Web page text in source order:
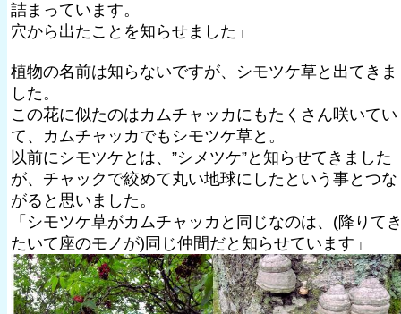
詰まっています。
穴から出たことを知らせました」
植物の名前は知らないですが、シモツケ草と出てきま
した。
この花に似たのはカムチャッカにもたくさん咲いてい
て、カムチャッカでもシモツケ草と。
以前にシモツケとは、”シメツケ”と知らせてきました
が、チャックで絞めて丸い地球にしたという事とつな
がると思いました。
「シモツケ草がカムチャッカと同じなのは、(降りて
たいて座のモノが)同じ仲間だと知らせています」